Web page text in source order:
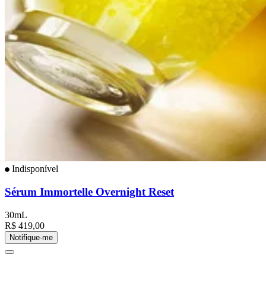
Indisponível
Sérum Immortelle Overnight Reset
30mL
R$ 419,00
Notifique-me